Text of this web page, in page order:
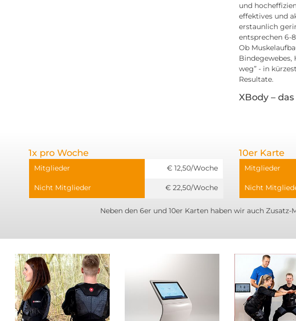
und
effektives und
erstaunlich
entsprechen 6-
Ob
Bindegewebes,
weg” - in
Resultate.
XBody –
1x pro Woche
Mitglieder € 12,50/Woche
Nicht Mitglieder € 22,50/Woche
10er Karte
Mitglieder
Nicht
Neben den 6er und 10er Karten haben wir auch